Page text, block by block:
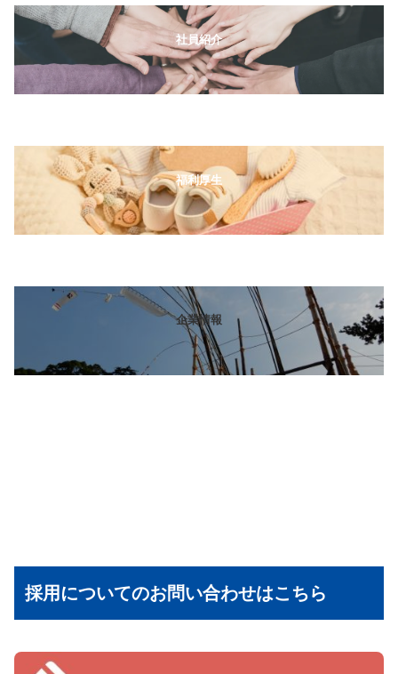
社員紹介
福利厚生
企業情報
採用についてのお問い合わせはこちら